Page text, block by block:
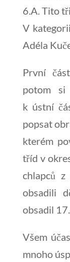
6.A. Tito
V
Adéla
První
potom si
k ústní
popsat
kterém
tříd v
chlapců z
obsadili
obsadil
Všem
mnoho